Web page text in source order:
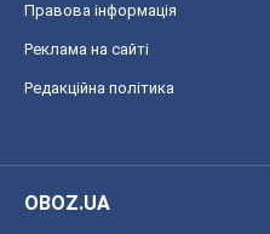
Правова інформація
Реклама на сайті
Редакційна політика
OBOZ.UA